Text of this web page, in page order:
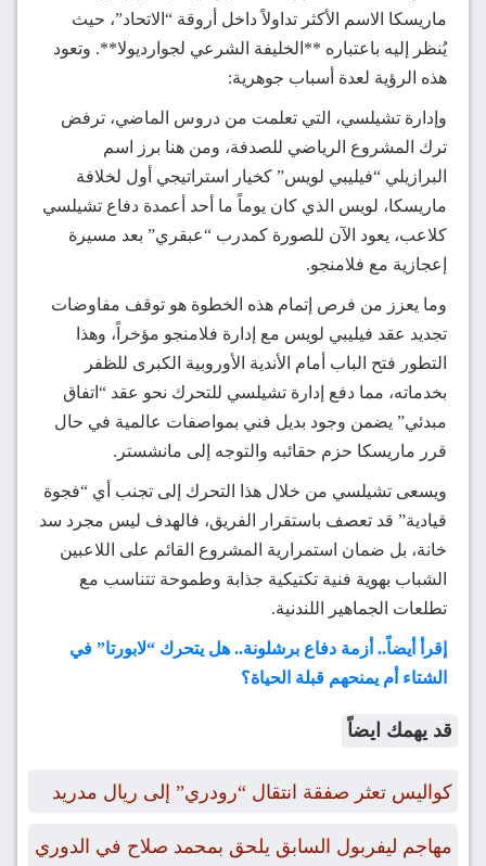
ماريسكا الاسم الأكثر تداولاً داخل أروقة “الاتحاد”، حيث
يُنظر إليه باعتباره **الخليفة الشرعي لجوارديولا**. وتعود
هذه الرؤية لعدة أسباب جوهرية:
وإدارة تشيلسي، التي تعلمت من دروس الماضي، ترفض
ترك المشروع الرياضي للصدفة، ومن هنا برز اسم
البرازيلي “فيليبي لويس” كخيار استراتيجي أول لخلافة
ماريسكا، لويس الذي كان يوماً ما أحد أعمدة دفاع تشيلسي
كلاعب، يعود الآن للصورة كمدرب “عبقري” بعد مسيرة
إعجازية مع فلامنجو.
وما يعزز من فرص إتمام هذه الخطوة هو توقف مفاوضات
تجديد عقد فيليبي لويس مع إدارة فلامنجو مؤخراً، وهذا
التطور فتح الباب أمام الأندية الأوروبية الكبرى للظفر
بخدماته، مما دفع إدارة تشيلسي للتحرك نحو عقد “اتفاق
مبدئي” يضمن وجود بديل فني بمواصفات عالمية في حال
قرر ماريسكا حزم حقائبه والتوجه إلى مانشستر.
ويسعى تشيلسي من خلال هذا التحرك إلى تجنب أي “فجوة
قيادية” قد تعصف باستقرار الفريق، فالهدف ليس مجرد سد
خانة، بل ضمان استمرارية المشروع القائم على اللاعبين
الشباب بهوية فنية تكتيكية جذابة وطموحة تتناسب مع
تطلعات الجماهير اللندنية.
إقرأ أيضاً.. أزمة دفاع برشلونة.. هل يتحرك “لابورتا” في
الشتاء أم يمنحهم قبلة الحياة؟
قد يهمك ايضاً
كواليس تعثر صفقة انتقال “رودري” إلى ريال مدريد
مهاجم ليفربول السابق يلحق بمحمد صلاح في الدوري